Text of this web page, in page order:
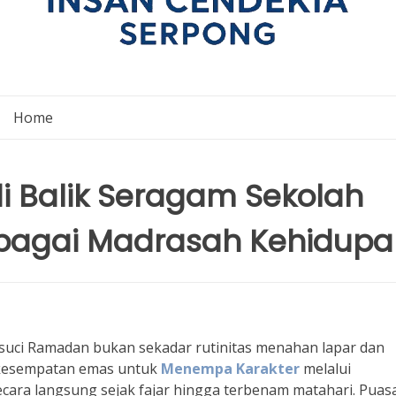
Home
Seragam Sekolah
Madrasah
Ramadan bukan sekadar rutinitas menahan lapar dan
emas untuk Menempa Karakter melalui
langsung sejak fajar hingga terbenam matahari.